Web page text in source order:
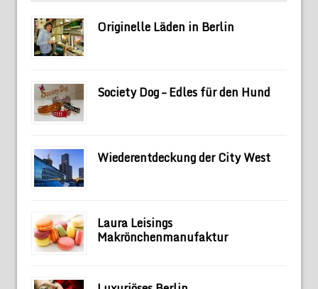
Originelle Läden in Berlin
Society Dog – Edles für den Hund
Wiederentdeckung der City West
Laura Leisings
Makrönchenmanufaktur